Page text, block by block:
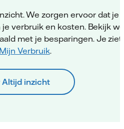
We zorgen ervoor dat je
verbruik en kosten. Bekijk
met je besparingen. Je
Mijn Verbruik.
Altijd inzicht